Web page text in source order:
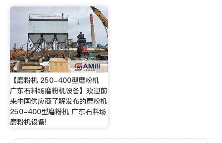
【磨粉机 250-400型磨粉机
广东石料场磨粉机设备】欢迎前
来中国供应商了解发布的磨粉机
250-400型磨粉机 广东石料场
磨粉机设备!